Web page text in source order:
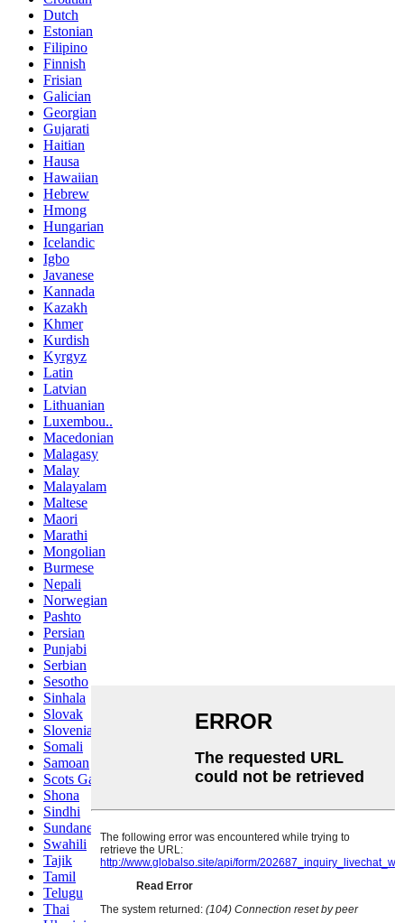
Dutch
Estonian
Filipino
Finnish
Frisian
Galician
Georgian
Gujarati
Haitian
Hausa
Hawaiian
Hebrew
Hmong
Hungarian
Icelandic
Igbo
Javanese
Kannada
Kazakh
Khmer
Kurdish
Kyrgyz
Latin
Latvian
Lithuanian
Luxembou..
Macedonian
Malagasy
Malay
Malayalam
Maltese
Maori
Marathi
Mongolian
Burmese
Nepali
Norwegian
Pashto
Persian
Punjabi
Serbian
Sesotho
Sinhala
Slovak
Slovenian
Somali
Samoan
Scots Gaelic
Shona
Sindhi
Sundanese
Swahili
Tajik
Tamil
Telugu
Thai